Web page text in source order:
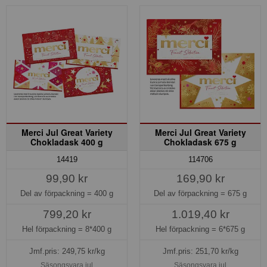
Merci Jul Great Variety
Chokladask 400 g
14419
99,90 kr
Del av förpackning = 400 g
799,20 kr
Hel förpackning = 8*400 g
Jmf.pris: 249,75kr/kg
Säsongsvara jul
Merci Jul Great Variety
Chokladask 675 g
114706
169,90 kr
Del av förpackning = 675 g
1.019,40 kr
Hel förpackning = 6*675 g
Jmf.pris: 251,70kr/kg
Säsongsvara jul